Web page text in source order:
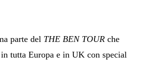
parte del THE BEN TOUR che
tutta Europa e in UK con special